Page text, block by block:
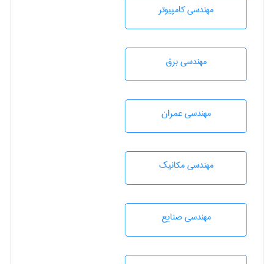
مهندسی كامپيوتر
مهندسی برق
مهندسی عمران
مهندسی مکانیک
مهندسی صنايع